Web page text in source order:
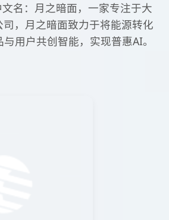
名：月之暗面，一家专注于大
，月之暗面致力于将能源转化
用户共创智能，实现普惠AI。